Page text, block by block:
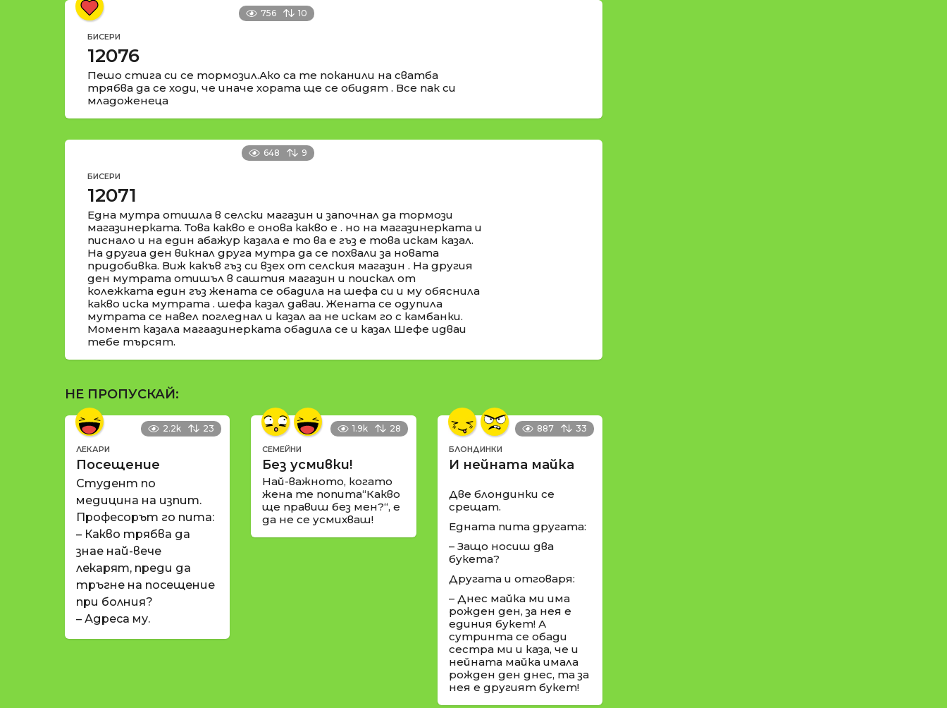
756 10
БИСЕРИ
12076
Пешо стига си се тормозил.Ако са те поканили на сватба
трябва да се ходи, че иначе хората ще се обидят . Все пак си
младоженеца
648 9
БИСЕРИ
12071
Една мутра отишла в селски магазин и започнал да тормози
магазинерката. Това какво е онова какво е . но на магазинерката и
писнало и на един абажур казала е то ва е гъз е това искам казал.
На другиа ден викнал друга мутра да се похвали за новата
придобивка. Виж какъв гъз си взех от селския магазин . На другия
ден мутрата отишъл в саштия магазин и поискал от
колежката един гъз жената се обадила на шефа си и му обяснила
какво иска мутрата . шефа казал даваи. Жената се одупила
мутрата се навел погледнал и казал аа не искам го с камбанки.
Момент казала магаазинерката обадила се и казал Шефе идваи
тебе търсят.
НЕ ПРОПУСКАЙ:
2.2k 23
ЛЕКАРИ
Посещение
Студент по
медицина на изпит.
Професорът го пита:
– Какво трябва да
знае най-вече
лекарят, преди да
тръгне на посещение
при болния?
– Адреса му.
1.9k 28
СЕМЕЙНИ
Без усмивки!
Най-важното, когато
жена те попита“Какво
ще правиш без мен?“, е
да не се усмихваш!
887 33
БЛОНДИНКИ
И нейната майка
Две блондинки се
срещат.
Едната пита другата:
– Защо носиш два
букета?
Другата и отговаря:
– Днес майка ми има
рожден ден, за нея е
единия букет! А
сутринта се обади
сестра ми и каза, че и
нейната майка имала
рожден ден днес, та за
нея е другият букет!